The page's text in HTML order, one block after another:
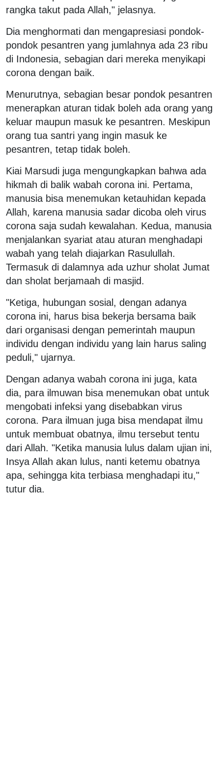
rangka takut pada Allah," jelasnya.
Dia menghormati dan mengapresiasi pondok-
pondok pesantren yang jumlahnya ada 23 ribu
di Indonesia, sebagian dari mereka menyikapi
corona dengan baik.
Menurutnya, sebagian besar pondok pesantren
menerapkan aturan tidak boleh ada orang yang
keluar maupun masuk ke pesantren. Meskipun
orang tua santri yang ingin masuk ke
pesantren, tetap tidak boleh.
Kiai Marsudi juga mengungkapkan bahwa ada
hikmah di balik wabah corona ini. Pertama,
manusia bisa menemukan ketauhidan kepada
Allah, karena manusia sadar dicoba oleh virus
corona saja sudah kewalahan. Kedua, manusia
menjalankan syariat atau aturan menghadapi
wabah yang telah diajarkan Rasulullah.
Termasuk di dalamnya ada uzhur sholat Jumat
dan sholat berjamaah di masjid.
"Ketiga, hubungan sosial, dengan adanya
corona ini, harus bisa bekerja bersama baik
dari organisasi dengan pemerintah maupun
individu dengan individu yang lain harus saling
peduli," ujarnya.
Dengan adanya wabah corona ini juga, kata
dia, para ilmuwan bisa menemukan obat untuk
mengobati infeksi yang disebabkan virus
corona. Para ilmuan juga bisa mendapat ilmu
untuk membuat obatnya, ilmu tersebut tentu
dari Allah. "Ketika manusia lulus dalam ujian ini,
Insya Allah akan lulus, nanti ketemu obatnya
apa, sehingga kita terbiasa menghadapi itu,"
tutur dia.